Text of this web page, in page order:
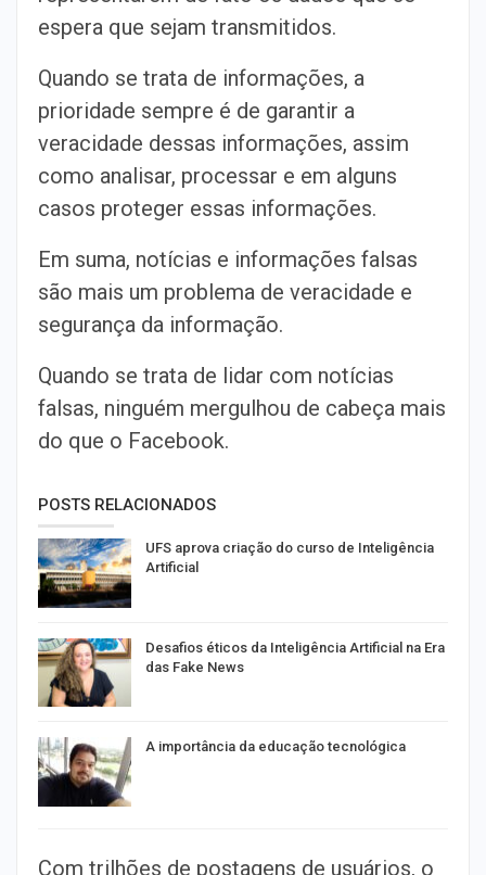
espera que sejam transmitidos.
Quando se trata de informações, a
prioridade sempre é de garantir a
veracidade dessas informações, assim
como analisar, processar e em alguns
casos proteger essas informações.
Em suma, notícias e informações falsas
são mais um problema de veracidade e
segurança da informação.
Quando se trata de lidar com notícias
falsas, ninguém mergulhou de cabeça mais
do que o Facebook.
POSTS RELACIONADOS
UFS aprova criação do curso de Inteligência
Artificial
Desafios éticos da Inteligência Artificial na Era
das Fake News
A importância da educação tecnológica
Com trilhões de postagens de usuários, o